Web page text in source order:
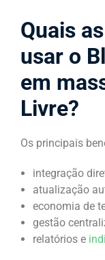
Quais
usar o
em
Livre?
Os principais
integração
atualização
economia de
gestão
relatórios e